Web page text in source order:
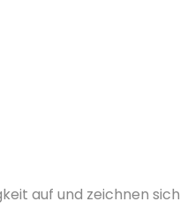
auf und zeichnen sich